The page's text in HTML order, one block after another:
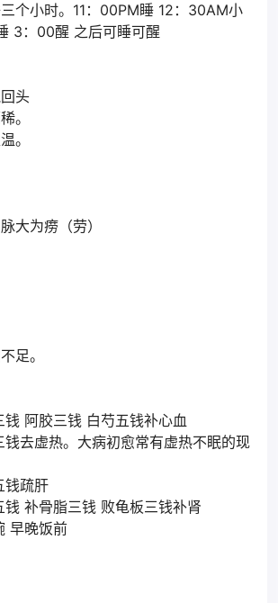
个小时。11：00PM睡 12：30AM小
3：00醒 之后可睡可醒
头
。
。
大为痨（劳）
足。
阿胶三钱 白芍五钱补心血
去虚热。大病初愈常有虚热不眠的现
钱疏肝
钱 补骨脂三钱 败龟板三钱补肾
早晚饭前